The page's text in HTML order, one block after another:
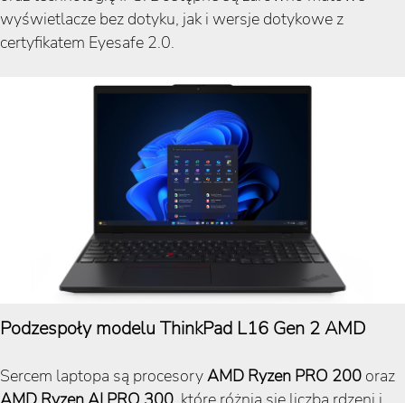
wyświetlacze bez dotyku, jak i wersje dotykowe z
certyfikatem Eyesafe 2.0.
Podzespoły modelu ThinkPad L16 Gen 2 AMD
Sercem laptopa są procesoryAMD Ryzen PRO 200 oraz